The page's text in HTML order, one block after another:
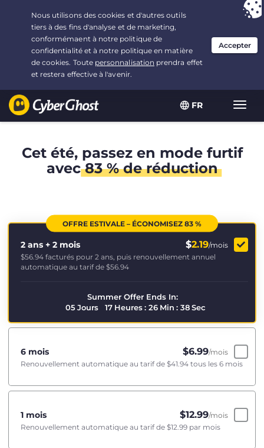
FR
Vous avez opté pour :L'offre la plus avantageuse
2.1666666666667 ans à $2.19/mois
Cet été, passez en mode furtif
avec83 % de réduction
OFFRE ESTIVALE – ÉCONOMISEZ 83 %
2 ans + 2 mois $2.19/mois
$56.94 facturés pour 2 ans, puis renouvellement annuel
automatique au tarif de $56.94
Summer Offer Ends In:
05 Jours 17 Heures : 26 Min : 37 Sec
6 mois $6.99/mois
Renouvellement automatique au tarif de $41.94 tous les 6 mois
1 mois $12.99/mois
Renouvellement automatique au tarif de $12.99 par mois